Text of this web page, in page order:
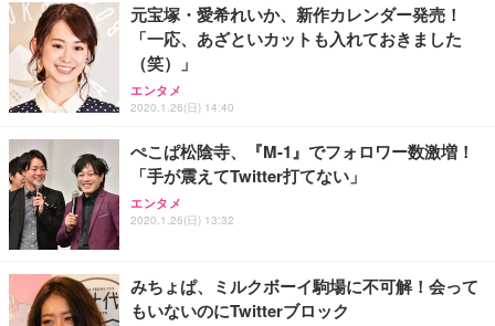
元宝塚・愛希れいか、新作カレンダー発売！
「一応、あざといカットも入れておきました
（笑）」
エンタメ
2020.1.26(日) 14:40
ぺこぱ松陰寺、『M-1』でフォロワー数激増！
「手が震えてTwitter打てない」
エンタメ
2020.1.26(日) 13:32
みちょぱ、ミルクボーイ駒場に不可解！会って
もいないのにTwitterブロック